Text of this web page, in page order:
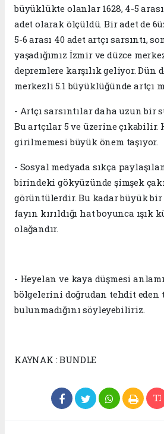
büyüklükte olanlar 1628, 4-5 arası
adet olarak ölçüldü. Bir adet de
5-6 arası 40 adet artçı sarsıntı,
yaşadığımız İzmir ve düzce
depremlere karşılık geliyor. Dün
merkezli 5.1 büyüklüğünde artçı
- Artçı sarsıntılar daha uzun bir
Bu artçılar 5 ve üzerine çıkabilir.
girilmemesi büyük önem taşıyor.
- Sosyal medyada sıkça
birindeki gökyüzünde şimşek
görüntülerdir. Bu kadar büyük
fayın kırıldığı hat boyunca ışık
olağandır.
- Heyelan ve kaya düşmesi
bölgelerini doğrudan tehdit
bulunmadığını söyleyebiliriz.
KAYNAK : BUNDLE